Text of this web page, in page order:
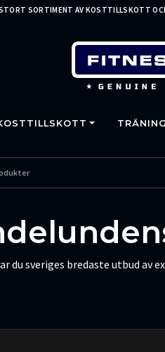
SORTIMENT AV KOSTTILLSKOTT OCH
TRÄNING
du sveriges bredaste utbud av